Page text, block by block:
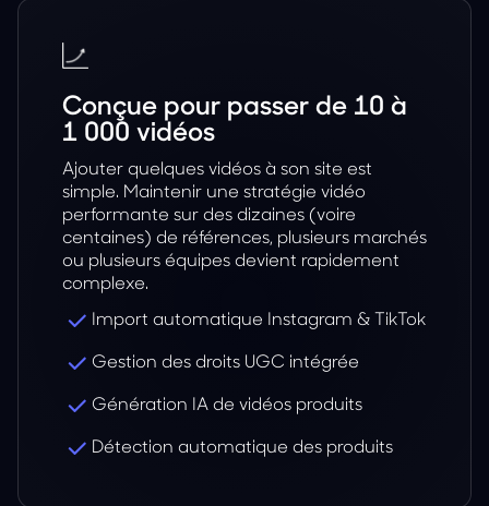
Conçue pour passer de 10 à
1 000 vidéos
Ajouter quelques vidéos à son site est
simple. Maintenir une stratégie vidéo
performante sur des dizaines (voire
centaines) de références, plusieurs marchés
ou plusieurs équipes devient rapidement
complexe.
Import automatique Instagram & TikTok
Gestion des droits UGC intégrée
Génération IA de vidéos produits
Détection automatique des produits